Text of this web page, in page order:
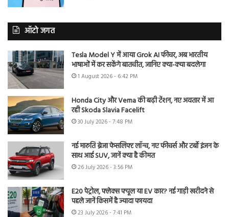
ऑटो जगत
Tesla Model Y में आया Grok AI फीचर, अब भारतीय
भाषाओं में कर सकेंगे बातचीत, जानिए क्या-क्या बदलेगा
1 August 2026 - 6:42 PM
Honda City और Verna की बढ़ी टेंशन, नए अवतार में आ
रही Skoda Slavia Facelift
30 July 2026 - 7:48 PM
नई मारुति ब्रेजा फेसलिफ्ट लॉन्च, नए फीचर्स और टर्बो इंजन के
साथ आई SUV, जानें क्या है कीमत
26 July 2026 - 3:56 PM
E20 पेट्रोल, फ्लेक्स फ्यूल या EV कार? नई गाड़ी खरीदने से
पहले जानें किसमें है ज्यादा फायदा
23 July 2026 - 7:41 PM